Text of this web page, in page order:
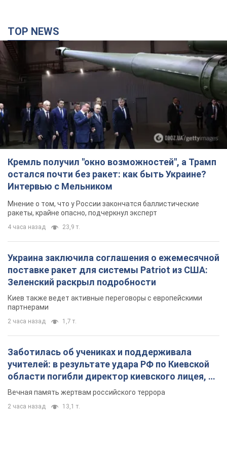
Кремль получил "окно возможностей", а Трамп
остался почти без ракет: как быть Украине?
Интервью с Мельником
Мнение о том, что у России закончатся баллистические
ракеты, крайне опасно, подчеркнул эксперт
Украина заключила соглашения о ежемесячной
поставке ракет для системы Patriot из США:
Зеленский раскрыл подробности
Киев также ведет активные переговоры с европейскими
партнерами
2 часа назад 1,7 т.
Заботилась об учениках и поддерживала
учителей: в результате удара РФ по Киевской
области погибли директор киевского лицея, её
муж и внук
Вечная память жертвам российского террора
2 часа назад 13,1 т.